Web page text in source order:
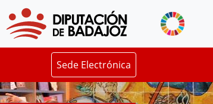
Sede Electrónica